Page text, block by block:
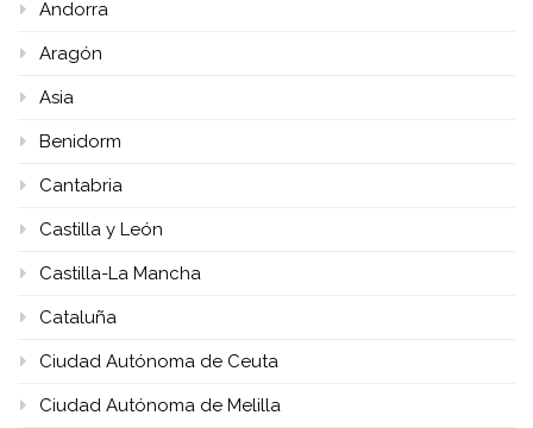
Andorra
Aragón
Asia
Benidorm
Cantabria
Castilla y León
Castilla-La Mancha
Cataluña
Ciudad Autónoma de Ceuta
Ciudad Autónoma de Melilla